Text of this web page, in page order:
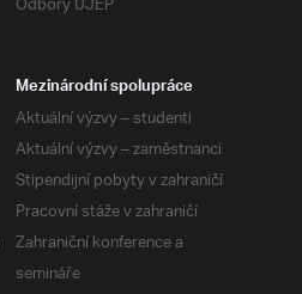
Mezinárodní spolupráce
Aktuální výzvy – studenti
Aktuální výzvy – zaměstnanci
Stipendijní pobyty v zahraničí
Pracovní stáže v zahraničí
Zahraniční konference a
semináře